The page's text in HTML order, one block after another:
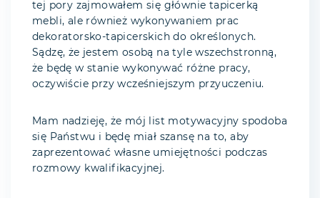
tej pory zajmowałem się głównie tapicerką
mebli, ale również wykonywaniem prac
dekoratorsko-tapicerskich do określonych.
Sądzę, że jestem osobą na tyle wszechstronną,
że będę w stanie wykonywać różne pracy,
oczywiście przy wcześniejszym przyuczeniu.
Mam nadzieję, że mój list motywacyjny spodoba
się Państwu i będę miał szansę na to, aby
zaprezentować własne umiejętności podczas
rozmowy kwalifikacyjnej.